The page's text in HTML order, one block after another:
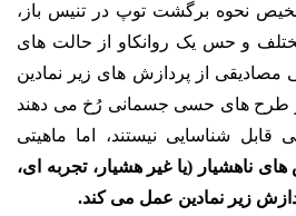
نحوه برگشت توپ در تنیس باز،
و حس یک روانکاو از حالت های
مصادیقی از پردازش های زیر نمادین
در طرح های حسی جسمانی رُخ می دهند
قابل شناسایی نیستند، اما ماهیتی
ناهشیار (یا غیر هشیار، تجربه ای،
زیر نمادین عمل می کند.